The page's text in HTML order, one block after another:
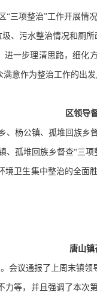
三项整治”工作开展情
、污水整治情况和厕所
一步理清思路，细化
意作为整治工作的出
区领导
杨公镇、孤堆回族乡
孤堆回族乡督查“三项
卫生集中整治的全面
唐山镇
议通报了上周末镇
等，并且强调了本